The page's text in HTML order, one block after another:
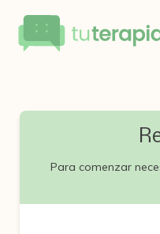
Para comenzar